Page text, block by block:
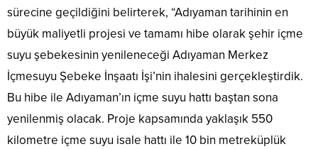
sürecine geçildiğini belirterek, “Adıyaman tarihinin en
büyük maliyetli projesi ve tamamı hibe olarak şehir içme
suyu şebekesinin yenileneceği Adıyaman Merkez
İçmesuyu Şebeke İnşaatı İşi’nin ihalesini gerçekleştirdik.
Bu hibe ile Adıyaman’ın içme suyu hattı baştan sona
yenilenmiş olacak. Proje kapsamında yaklaşık 550
kilometre içme suyu isale hattı ile 10 bin metreküplük